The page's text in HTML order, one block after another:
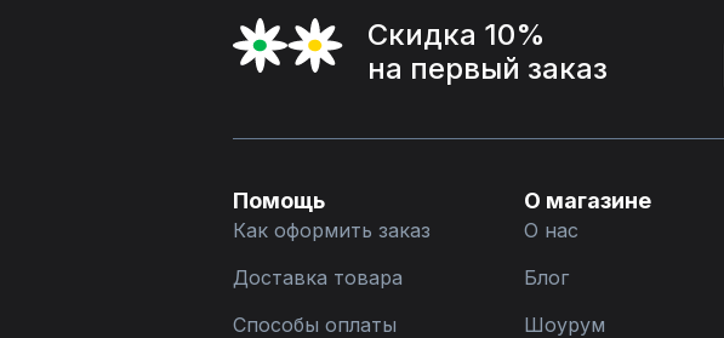
Скидка 10%
на первый заказ
Помощь
Как оформить заказ
Доставка товара
Способы оплаты
О магазине
О нас
Блог
Шоурум